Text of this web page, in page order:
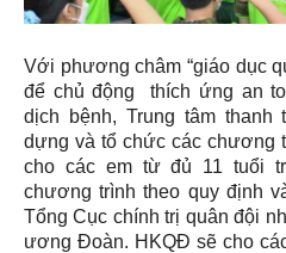
Với phương châm “giáo dục
để chủ động thích ứng an
dịch bệnh, Trung tâm thanh
dựng và tổ chức các chương
cho các em từ đủ 11 tuổi
chương trình theo quy định
Tổng Cục chính trị quân đội
ương Đoàn. HKQĐ sẽ cho